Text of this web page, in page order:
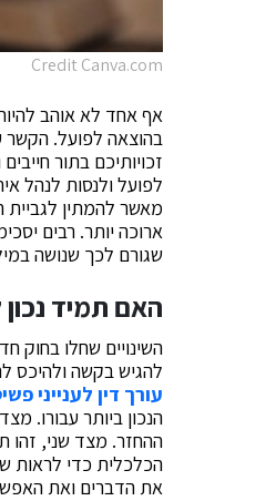
Credit Canva.com
אף אחד לא אוהב
בהוצאה לפועל. הקשר
זכויותיכם בתור
לפועל ולנסות לנהל
מאשר להמתין לגביית
ארוכה יותר. רבים
שגורם לכך שנושה
האם תמיד נכון
השינויים שחלו בחוק
להגיש בקשה ולהיכס
עורך דין לענייני
הנכון ביותר עבורו.
ההחזר. מצד שני, זהו
הכלכלית כדי לראות
את הדברים ואת